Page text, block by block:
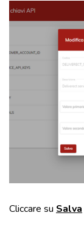
Cliccare su Salva